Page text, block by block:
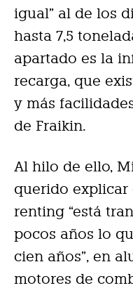
igual” al de los
hasta 7,5
apartado es la
recarga, que
y más
de Fraikin.
Al hilo de ello,
querido explicar
renting “está
pocos años lo
cien años”, en
motores de